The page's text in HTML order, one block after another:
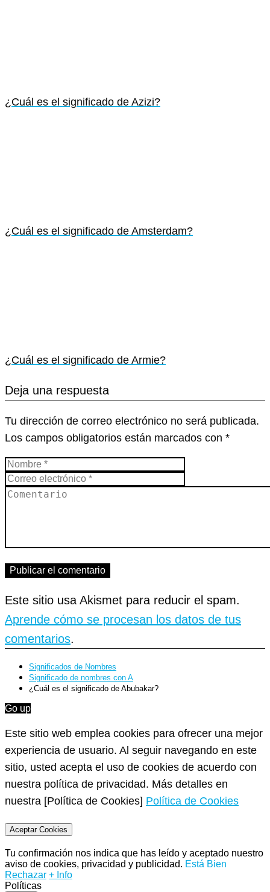
¿Cuál es el significado de Azizi?
¿Cuál es el significado de Amsterdam?
¿Cuál es el significado de Armie?
Deja una respuesta
Tu dirección de correo electrónico no será publicada.
Los campos obligatorios están marcados con *
Este sitio usa Akismet para reducir el spam.
Aprende cómo se procesan los datos de tus
comentarios.
Significados de Nombres
Significado de nombres con A
¿Cuál es el significado de Abubakar?
Go up
Este sitio web emplea cookies para ofrecer una mejor
experiencia de usuario. Al seguir navegando en este
sitio, usted acepta el uso de cookies de acuerdo con
nuestra política de privacidad. Más detalles en
nuestra [Política de Cookies] Política de Cookies
Aceptar Cookies
Tu confirmación nos indica que has leído y aceptado nuestro
aviso de cookies, privacidad y publicidad. Está Bien
Rechazar + Info
Políticas